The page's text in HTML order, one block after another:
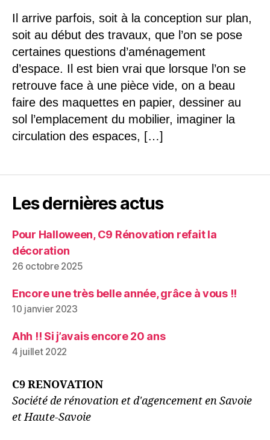
Il arrive parfois, soit à la conception sur plan,
soit au début des travaux, que l’on se pose
certaines questions d’aménagement
d’espace. Il est bien vrai que lorsque l’on se
retrouve face à une pièce vide, on a beau
faire des maquettes en papier, dessiner au
sol l’emplacement du mobilier, imaginer la
circulation des espaces, […]
Les dernières actus
Pour Halloween, C9 Rénovation refait la
décoration
26 octobre 2025
Encore une très belle année, grâce à vous !!
10 janvier 2023
Ahh !! Si j’avais encore 20 ans
4 juillet 2022
C9 RENOVATION
Société de rénovation et d'agencement en Savoie
et Haute-Savoie